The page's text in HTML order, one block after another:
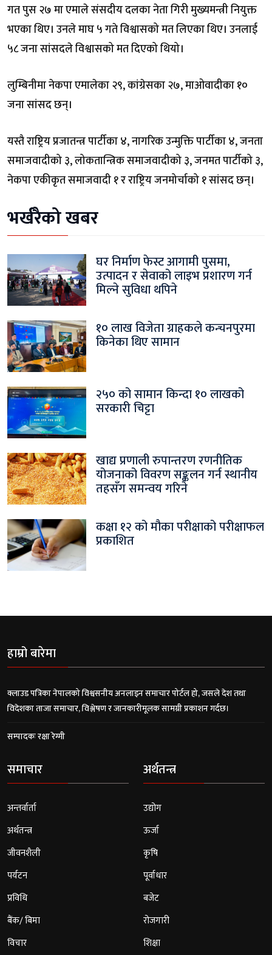
गत पुस २७ मा एमाले संसदीय दलका नेता गिरी मुख्यमन्त्री नियुक्त
भएका थिए। उनले माघ ५ गते विश्वासको मत लिएका थिए। उनलाई
५८ जना सांसदले विश्वासको मत दिएको थियो।
लुम्बिनीमा नेकपा एमालेका २९, कांग्रेसका २७, माओवादीका १०
जना सांसद छन्।
यस्तै राष्ट्रिय प्रजातन्त्र पार्टीका ४, नागरिक उन्मुक्ति पार्टीका ४, जनता
समाजवादीको ३, लोकतान्त्रिक समाजवादीको ३, जनमत पार्टीको ३,
नेकपा एकीकृत समाजवादी १ र राष्ट्रिय जनमोर्चाको १ सांसद छन्।
भर्खरैको खबर
घर निर्माण फेस्ट आगामी पुसमा,
उत्पादन र सेवाको लाइभ प्रशारण गर्न
मिल्ने सुविधा थपिने
१० लाख विजेता ग्राहकले कन्चनपुरमा
किनेका थिए सामान
२५० को सामान किन्दा १० लाखको
सरकारी चिट्टा
खाद्य प्रणाली रुपान्तरण रणनीतिक
योजनाको विवरण सङ्कलन गर्न स्थानीय
तहसँग समन्वय गरिने
कक्षा १२ को मौका परीक्षाको परीक्षाफल
प्रकाशित
हाम्रो बारेमा
क्लाउड पत्रिका नेपालको विश्वसनीय अनलाइन समाचार पोर्टल हो, जसले देश तथा
विदेशका ताजा समाचार, विश्लेषण र जानकारीमूलक सामग्री प्रकाशन गर्दछ।
सम्पादकः रक्षा रेग्मी
समाचार
अन्तर्वार्ता
अर्थतन्त्र
जीवनशैली
पर्यटन
प्रविधि
बैंक/ बिमा
विचार
अर्थतन्त्र
उद्योग
ऊर्जा
कृषि
पूर्वाधार
बजेट
रोजगारी
शिक्षा